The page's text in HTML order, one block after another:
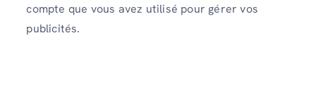
compte que vous avez utilisé pour gérer vos
publicités.